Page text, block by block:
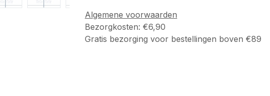
Algemene voorwaarden
Bezorgkosten: €6,90
Gratis bezorging voor bestellingen boven €89